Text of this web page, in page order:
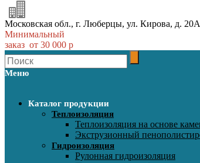
Московская обл., г. Люберцы, ул. Кирова, д. 20А
Минимальный
заказ от 30 000 р
Меню
Каталог продукции
Теплоизоляция
Теплоизоляция на основе
Экструзионный
Гидроизоляция
Рулонная гидроизоляция